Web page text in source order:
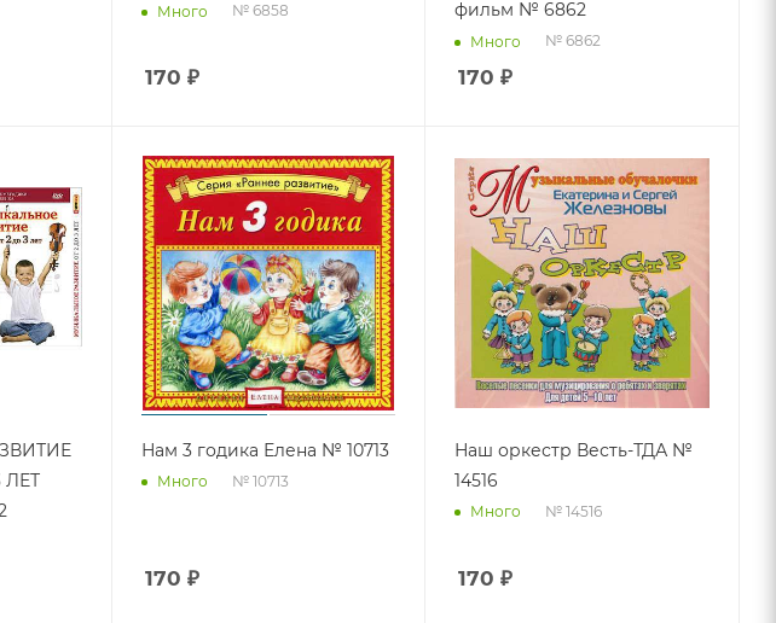
Много № 6858
170 ₽
фильм № 6862
Много № 6862
170 ₽
ЛЕТ
Нам 3 годика Елена № 10713
Много № 10713
170 ₽
Наш оркестр Весть-ТДА №
14516
Много № 14516
170 ₽